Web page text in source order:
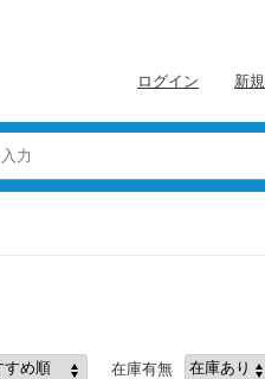
ログイン 新
在庫有無